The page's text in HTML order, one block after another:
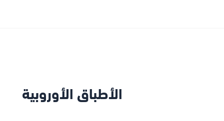
الأطباق الأوروبية